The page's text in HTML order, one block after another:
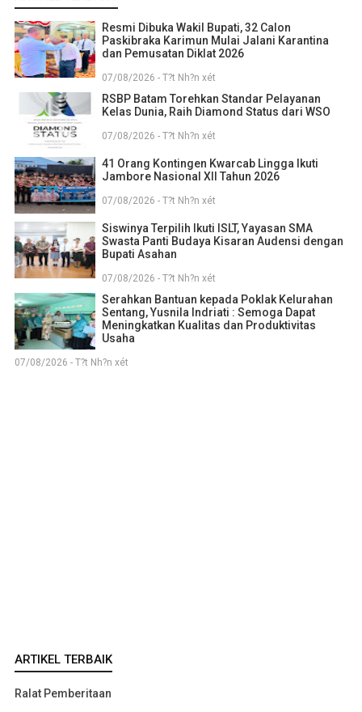
Resmi Dibuka Wakil Bupati, 32 Calon
Paskibraka Karimun Mulai Jalani Karantina
dan Pemusatan Diklat 2026
07/08/2026 - T?t Nh?n xét
RSBP Batam Torehkan Standar Pelayanan
Kelas Dunia, Raih Diamond Status dari WSO
07/08/2026 - T?t Nh?n xét
41 Orang Kontingen Kwarcab Lingga Ikuti
Jambore Nasional XII Tahun 2026
07/08/2026 - T?t Nh?n xét
Siswinya Terpilih Ikuti ISLT, Yayasan SMA
Swasta Panti Budaya Kisaran Audensi dengan
Bupati Asahan
07/08/2026 - T?t Nh?n xét
Serahkan Bantuan kepada Poklak Kelurahan
Sentang, Yusnila Indriati : Semoga Dapat
Meningkatkan Kualitas dan Produktivitas
Usaha
07/08/2026 - T?t Nh?n xét
ARTIKEL TERBAIK
Ralat Pemberitaan